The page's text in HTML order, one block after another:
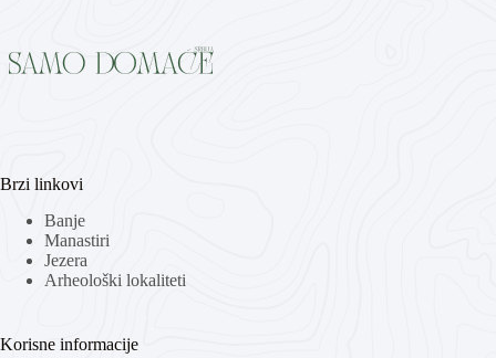
Brzi linkovi
Banje
Manastiri
Jezera
Arheološki lokaliteti
Korisne informacije